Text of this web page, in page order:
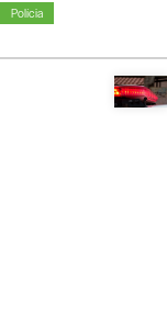
Polícia